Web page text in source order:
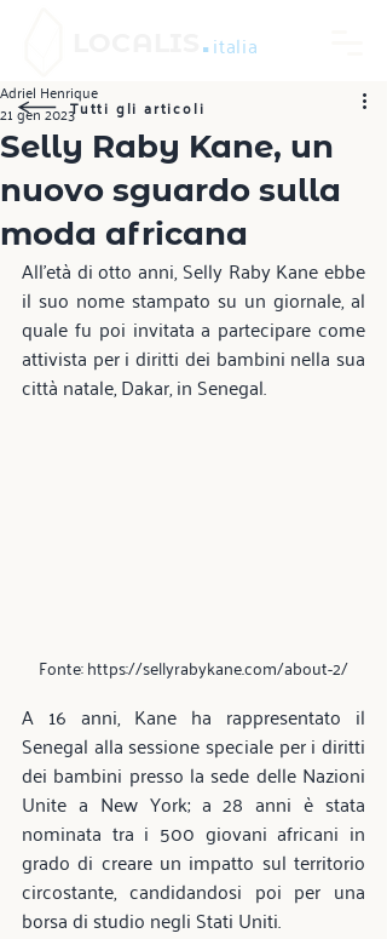
.italia
Selly Raby Kane, un
nuovo sguardo sulla
moda africana
Adriel Henrique
21 gen 2023
All'età di otto anni, Selly Raby Kane ebbe
il suo nome stampato su un giornale, al
quale fu poi invitata a partecipare come
attivista per i diritti dei bambini nella sua
città natale, Dakar, in Senegal.
Fonte: https://sellyrabykane.com/about-2/
A 16 anni, Kane ha rappresentato il
Senegal alla sessione speciale per i diritti
dei bambini presso la sede delle Nazioni
Unite a New York; a 28 anni è stata
nominata tra i 500 giovani africani in
grado di creare un impatto sul territorio
circostante, candidandosi poi per una
borsa di studio negli Stati Uniti.
Tutti gli articoli